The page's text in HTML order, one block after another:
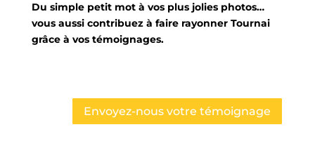
Du simple petit mot à vos plus jolies photos…
vous aussi contribuez à faire rayonner Tournai
grâce à vos témoignages.
Envoyez-nous votre témoignage